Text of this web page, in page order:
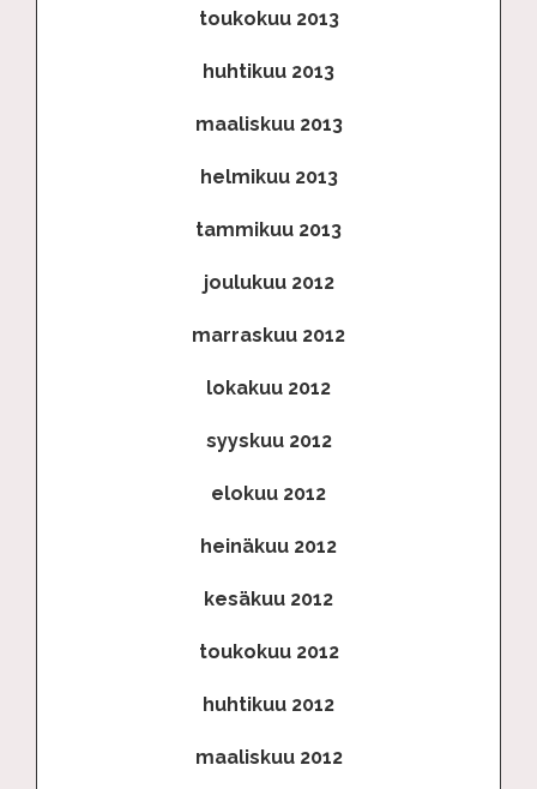
toukokuu 2013
huhtikuu 2013
maaliskuu 2013
helmikuu 2013
tammikuu 2013
joulukuu 2012
marraskuu 2012
lokakuu 2012
syyskuu 2012
elokuu 2012
heinäkuu 2012
kesäkuu 2012
toukokuu 2012
huhtikuu 2012
maaliskuu 2012